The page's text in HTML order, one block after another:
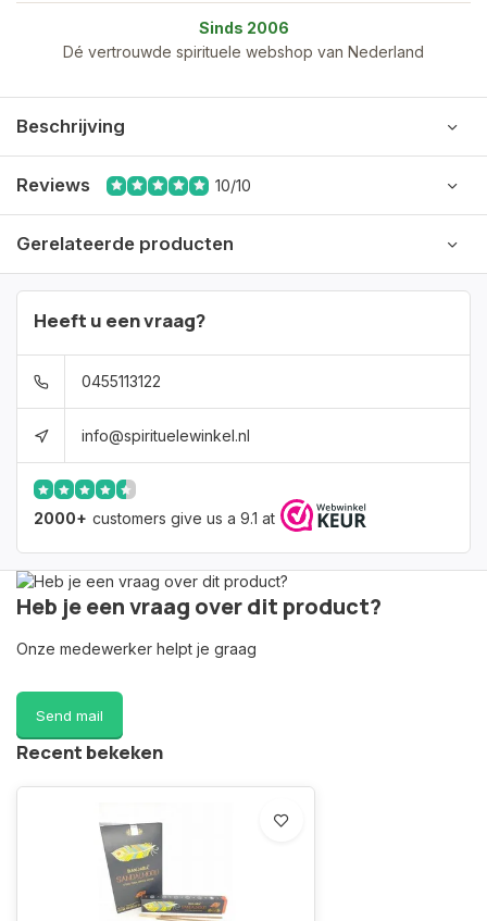
Sinds 2006
Dé vertrouwde spirituele webshop van Nederland
Beschrijving
Reviews 10/10
Gerelateerde producten
Heeft u een vraag?
0455113122
info@spirituelewinkel.nl
2000+ customers give us a 9.1 at
Heb je een vraag over dit product?
Onze medewerker helpt je graag
Send mail
Recent bekeken